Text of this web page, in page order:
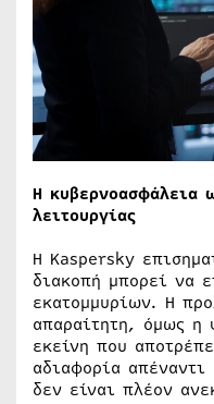
Η κυβερνοασφάλεια
λειτουργίας
Η Kaspersky
διακοπή μπορεί να
εκατομμυρίων. Η
απαραίτητη, όμως η
εκείνη που
αδιαφορία απέναντι
δεν είναι πλέον